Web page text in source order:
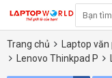
Trang chủ Laptop
Lenovo Thinkpad P